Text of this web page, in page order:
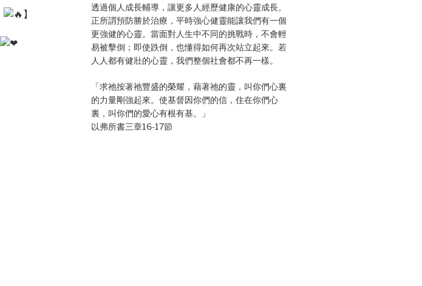
】
透過個人成長輔導，讓更多人經歷健康的心靈成長。
正所謂預防勝於治療，平時強心健靈能讓我們有一個
更強健的心靈。當面對人生中不同的挑戰時，不會輕
易被擊倒；即使跌倒，也懂得如何再次站立起來。若
人人都有健壯的心靈，我們整個社會都不再一樣。
「求祂按著祂豐盛的榮耀，藉著祂的靈，叫你們心裏
的力量剛強起來。使基督因你們的信，住在你們心
裏，叫你們的愛心有根有基。」
以弗所書三章16-17節